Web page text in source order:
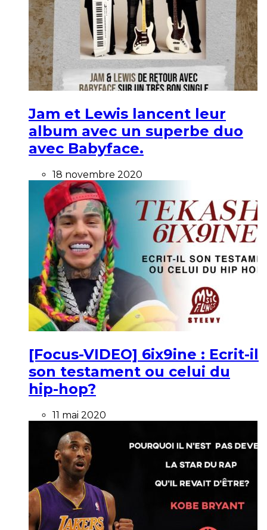
Jam et Lewis lancent leur
album avec un superbe duo
avec Babyface.
18 novembre 2020
[Focus-VIDEO] 6ix9ine : Ecrit-il
son testament ou celui du
hip-hop?
11 mai 2020